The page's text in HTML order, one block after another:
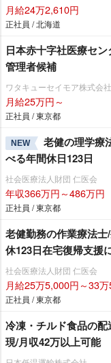
月給24万2,610円
正社員 / 北海道
日本赤十字社医療セ
管理者候補
ワタキューセイモア株式会
月給25万円～
正社員 / 東京都
NEW
老健の理学療
べる年間休日123日
社会医療法人財団 仁医会
年収366万円～486万円
正社員 / 東京都
老健勤務の作業療法
休123日在宅復帰支援
社会医療法人財団 仁医会
月給25万5,000円～33
正社員 / 東京都
冷凍・チルド食品の
現/月収42万以上可能